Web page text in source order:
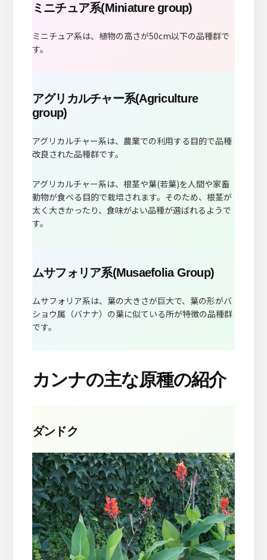
ミニチュア系(Miniature group)
ミニチュア系は、植物の高さが50cm以下の品種群で
す。
アグリカルチャー系(Agriculture
group)
アグリカルチャー系は、農業での利用する目的で品種
改良された品種群です。
アグリカルチャー系は、根茎や葉(若葉)を人間や家畜
動物が食べる目的で栽培されます。そのため、根茎が
太く大きかったり、食味がよい品種が選ばれるようで
す。
ムサフォリア系(Musaefolia Group)
ムサフォリア系は、葉の大きさが巨大で、葉の形がバ
ショウ属（バナナ）の葉に似ている所が特徴の品種群
です。
カンナの主な原種の紹介
ダンドク